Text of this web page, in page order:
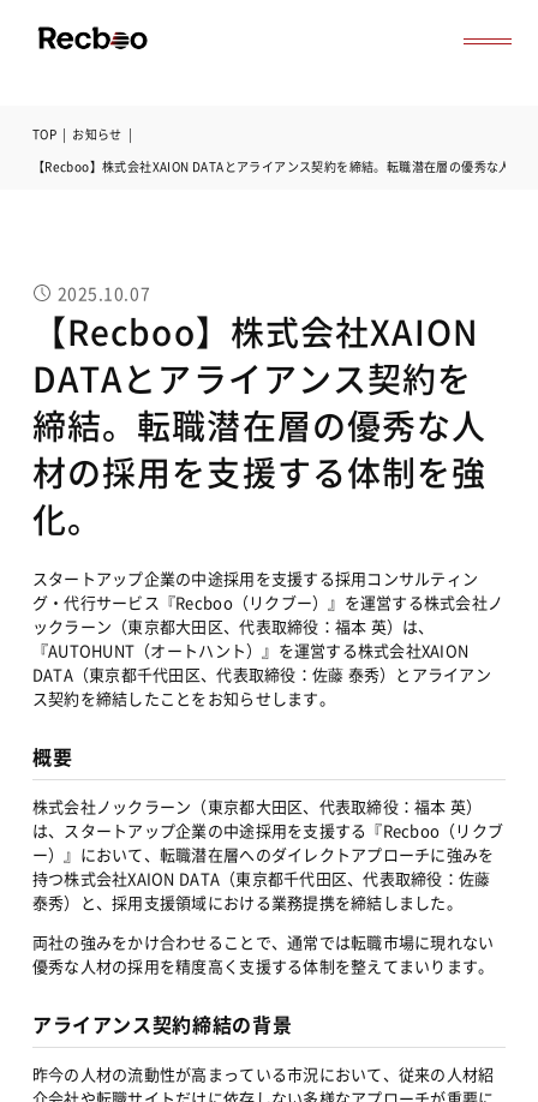
導入事例
無料オンライン相談
サービス資料ダウンロード
TOP | お知らせ |
【Recboo】株式会社XAION DATAとアライアンス契約を締結。転職潜在層の優秀な人材
2025.10.07
【Recboo】株式会社XAION
DATAとアライアンス契約を
締結。転職潜在層の優秀な人
材の採用を支援する体制を強
化。
スタートアップ企業の中途採用を支援する採用コンサルティン
グ・代行サービス『Recboo（リクブー）』を運営する株式会社ノ
ックラーン（東京都大田区、代表取締役：福本 英）は、
『AUTOHUNT（オートハント）』を運営する株式会社XAION
DATA（東京都千代田区、代表取締役：佐藤 泰秀）とアライアン
ス契約を締結したことをお知らせします。
概要
株式会社ノックラーン（東京都大田区、代表取締役：福本 英）
は、スタートアップ企業の中途採用を支援する『Recboo（リクブ
ー）』において、転職潜在層へのダイレクトアプローチに強みを
持つ株式会社XAION DATA（東京都千代田区、代表取締役：佐藤
泰秀）と、採用支援領域における業務提携を締結しました。
両社の強みをかけ合わせることで、通常では転職市場に現れない
優秀な人材の採用を精度高く支援する体制を整えてまいります。
アライアンス契約締結の背景
昨今の人材の流動性が高まっている市況において、従来の人材紹